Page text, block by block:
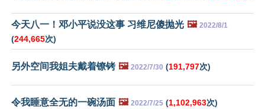
今天八一！邓小平说没这事 习维尼傻抛光 🖼️ 2022/8/1
(244,665次)
另外空间我姐夫戴着镣铐 🖼️ 2022/7/30 (191,797次)
令我睡意全无的一碗汤面 🖼️ 2022/7/25 (1,102,963次)